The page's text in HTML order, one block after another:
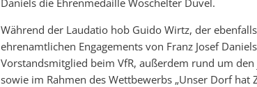
Während der Laudatio hob Guido Wirtz, der
ehrenamtlichen Engagements von Franz Josef
Vorstandsmitglied beim VfR, außerdem rund um
sowie im Rahmen des Wettbewerbs „Unser Dorf hat